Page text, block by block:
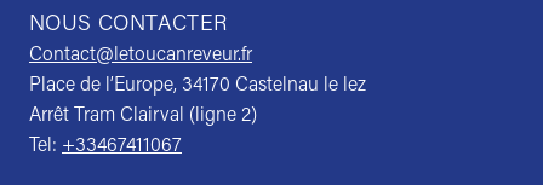
NOUS CONTACTER
Contact@letoucanreveur.fr
Place de l’Europe, 34170 Castelnau le lez
Arrêt Tram Clairval (ligne 2)
Tel: +33467411067